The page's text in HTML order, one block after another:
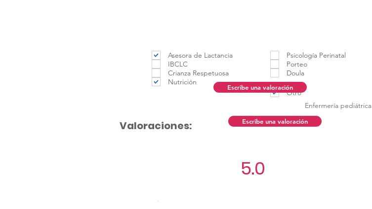
Asesora de Lactancia
IBCLC
Crianza Respetuosa
Nutrición
Psicología Perinatal
Porteo
Doula
Otro
Enfermería pediátrica
Valoraciones: Escribe una valoración
5.0
Escribe una valoración